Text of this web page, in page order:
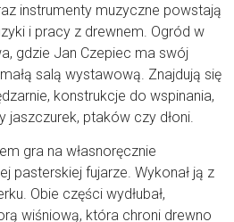
instrumenty muzyczne powstają
i pracy z drewnem. Ogród w
gdzie Jan Czepiec ma swój
salą wystawową. Znajdują się
konstrukcje do wspinania,
jaszczurek, ptaków czy dłoni.
gra na własnoręcznie
pasterskiej fujarze. Wykonał ją z
Obie części wydłubał,
wiśniową, która chroni drewno